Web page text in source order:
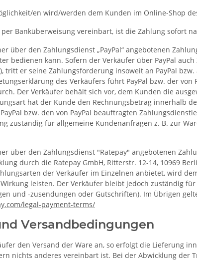
en wird/werden dem Kunden im Online-Shop
per Banküberweisung vereinbart, ist die Zahlung sofort
über den Zahlungsdienst „PayPal“ angebotenen
bedienen kann. Sofern der Verkäufer über PayPal
tritt er seine Zahlungsforderung insoweit an PayPal
des Verkäufers führt PayPal bzw. der
Der Verkäufer behält sich vor, dem Kunden die
hat der Kunde den Rechnungsbetrag innerhalb
bzw. den von PayPal beauftragten
zuständig für allgemeine Kundenanfragen z. B. zur
über den Zahlungsdienst "Ratepay" angebotenen
durch die Ratepay GmbH, Ritterstr. 12-14, 10969
der Verkäufer im Einzelnen anbietet, wird
leisten. Der Verkäufer bleibt jedoch zuständig
und -zusendungen oder Gutschriften). Im Übrigen
/legal-payment-terms/
Versandbedingungen
den Versand der Ware an, so erfolgt die Lieferung
nichts anderes vereinbart ist. Bei der Abwicklung der